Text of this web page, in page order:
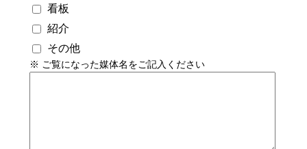
看板
紹介
その他
※ ご覧になった媒体名をご記入ください